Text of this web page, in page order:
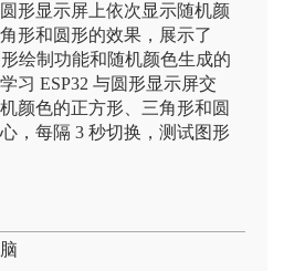
形显示屏上依次显示随机颜
形和圆形的效果，展示了
绘制功能和随机颜色生成的
习 ESP32 与圆形显示屏交
颜色的正方形、三角形和圆
，每隔 3 秒切换，测试图形